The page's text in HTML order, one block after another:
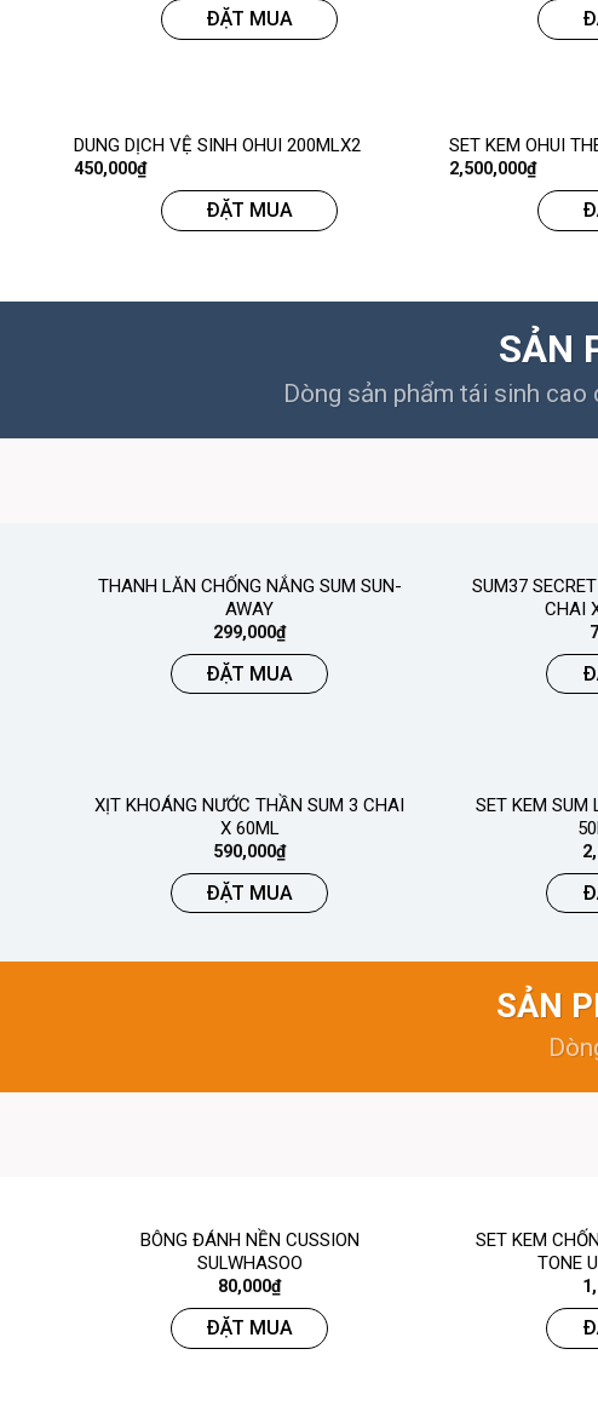
ĐẶT MUA
DUNG DỊCH VỆ SINH OHUI 200MLX2
450,000₫
ĐẶT MUA
SET KEM OHUI
2,500,000₫
SẢN
Dòng sản phẩm tái sinh
THANH LĂN CHỐNG NẮNG SUM SUN-
AWAY
299,000₫
ĐẶT MUA
SUM37
CHAI
XỊT KHOÁNG NƯỚC THẦN SUM 3 CHAI
X 60ML
590,000₫
ĐẶT MUA
SET KEM SUM
SẢN
BÔNG ĐÁNH NỀN CUSSION
SULWHASOO
80,000₫
ĐẶT MUA
SET KEM
TONE